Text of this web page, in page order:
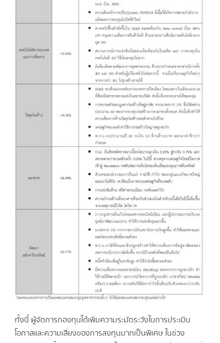
ทั้งนี้ ผู้จัดการกองทุนได้เพิ่มความระมัดระวังในการประเมิน
โอกาสและความเสี่ยงของการลงทุนมากเป็นพิเศษ ในช่วง